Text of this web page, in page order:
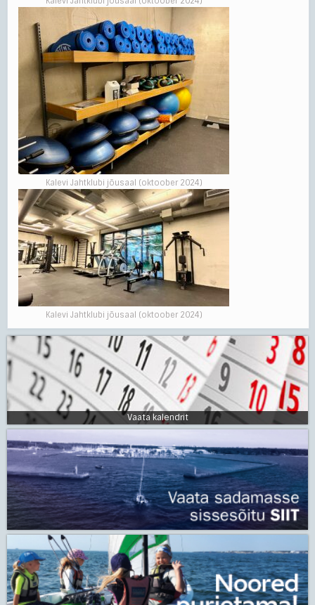
Kalevi Jahtklubi jõusaal (oktoober 2024)
Kalevi Jahtklubi jõusaal (oktoober 2024)
Vaata kalendrit